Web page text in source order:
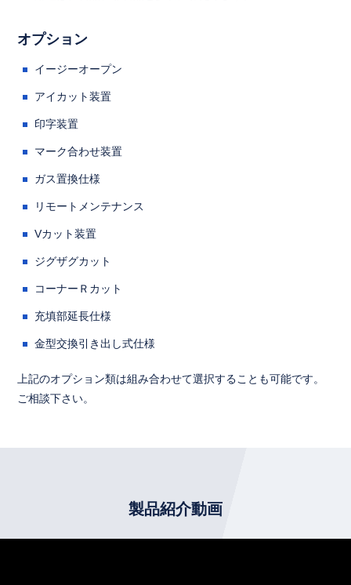
オプション
イージーオープン
アイカット装置
印字装置
マーク合わせ装置
ガス置換仕様
リモートメンテナンス
Vカット装置
ジグザグカット
コーナーＲカット
充填部延長仕様
金型交換引き出し式仕様
上記のオプション類は組み合わせて選択することも可能です。
ご相談下さい。
製品紹介動画